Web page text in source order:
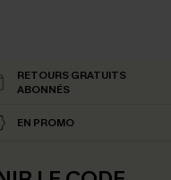
RETOURS GRATUITS
ABONNÉS
EN PROMO